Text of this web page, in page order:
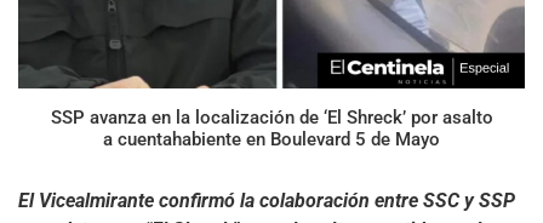
SSP avanza en la localización de ‘El Shreck’ por asalto
a cuentahabiente en Boulevard 5 de Mayo
El Vicealmirante confirmó la colaboración entre SSC y SSP